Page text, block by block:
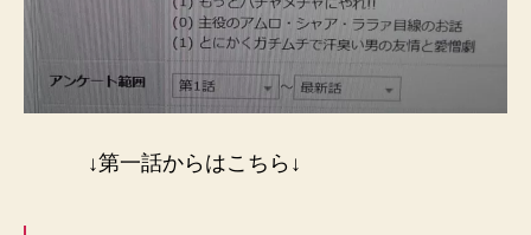
↓第一話からはこちら↓